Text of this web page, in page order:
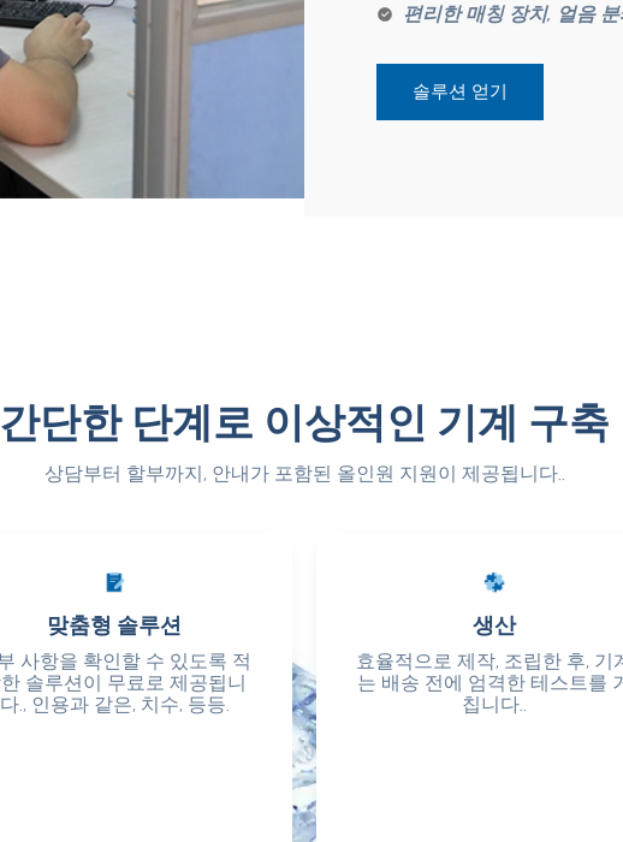
편리한 매칭 장치, 얼음
솔루션 얻기
간단한 단계로 이상적인 기계 구축
상담부터 할부까지, 안내가 포함된 올인원 지원이 제공됩니다..
맞춤형 솔루션
사항을 확인할 수 있도록 적
솔루션이 무료로 제공됩니
다., 인용과 같은, 치수, 등등.
맞춤형 솔루션
사항을 확인할 수 있도록 적
솔루션이 무료로 제공됩니
다., 인용과 같은, 치수, 등등.
생산
효율적으로 제작, 조립한 후, 기
는 배송 전에 엄격한 테스트를
칩니다..
생산
효율적으로 제작, 조립한 후, 기
는 배송 전에 엄격한 테스트를
칩니다..